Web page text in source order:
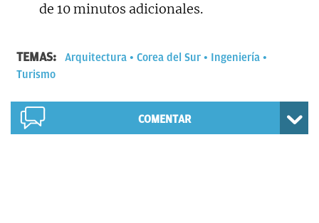
de 10 minutos adicionales.
TEMAS: Arquitectura Corea del Sur
Ingeniería
Turismo
COMENTAR